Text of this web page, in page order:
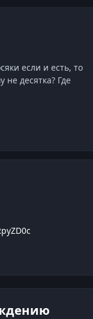
если и есть, то
десятка? Где